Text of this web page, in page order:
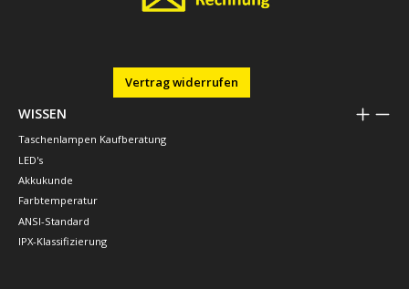
Vertrag widerrufen
WISSEN
Taschenlampen Kaufberatung
LED's
Akkukunde
Farbtemperatur
ANSI-Standard
IPX-Klassifizierung